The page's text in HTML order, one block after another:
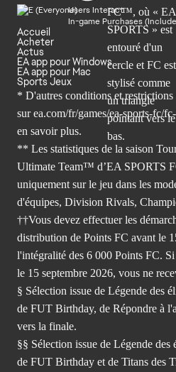
Users Interact
In-game Purchases
Accueil
Acheter
Actus
EA app pour Windows
EA app pour Mac
Sports Jeux
* D'autres conditions et
sur ea.com/fr/games/ea-sports-fc/
en savoir plus.
** Les statistiques de la saison
Ultimate Team™ d’EA SPORTS
uniquement sur le jeu dans les
d'équipes, Division Rivals,
††Vous devez effectuer les
distribution de Points FC avant le
l'intégralité des 6 000 Points FC.
le 15 septembre 2026, vous ne
§ Sélection issue de Légende des
de FUT Birthday, de Répondre à
vers la finale.
§§ Sélection issue de Légende
de FUT Birthday et de Titans des